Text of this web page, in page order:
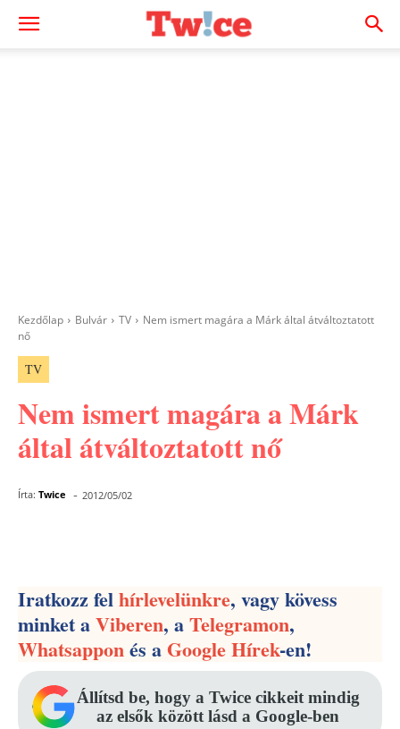
Kezdőlap Bulvár TV
Nem ismert magára a Márk által átváltoztatott
nő
TV
Nem ismert magára a Márk
által átváltoztatott nő
Írta: Twice - 2012/05/02
Iratkozz felhírlevelünkre, vagy kövess
minket aViberen, aTelegramon,
Whatsapponés aGoogle Hírek-en!
Állítsd be, hogy a Twice cikkeit mindig
az elsők között lásd a Google-ben